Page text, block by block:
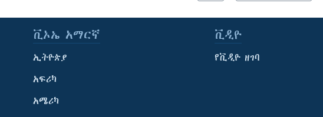
ቪኦኤ አማርኛ
ኢትዮጵያ
አፍሪካ
አሜሪካ
ቪዲዮ
የቪዲዮ ዘገባ